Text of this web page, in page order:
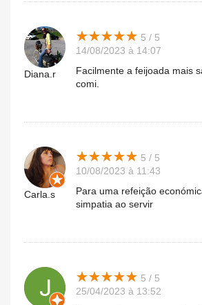
Diana.r
★★★★★
★★★★★ 5 / 5
14/08/2023 à 14:07
Facilmente a feijoada mais
comi.
Carla.s
★★★★★
★★★★★ 5 / 5
10/08/2023 à 11:43
Para uma refeição
simpatia ao servir
★★★★★
★★★★★ 5 / 5
25/04/2023 à 13:52